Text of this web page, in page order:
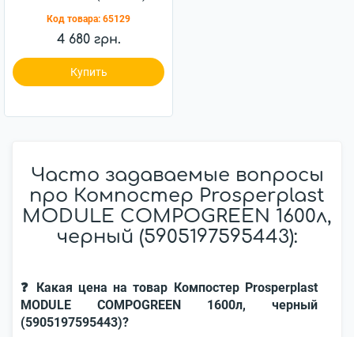
Код товара: 65129
4 680 грн.
Купить
Часто задаваемые вопросы
про Компостер Prosperplast
MODULE COMPOGREEN 1600л,
черный (5905197595443):
❓ Какая цена на товар Компостер Prosperplast
MODULE COMPOGREEN 1600л, черный
(5905197595443)?